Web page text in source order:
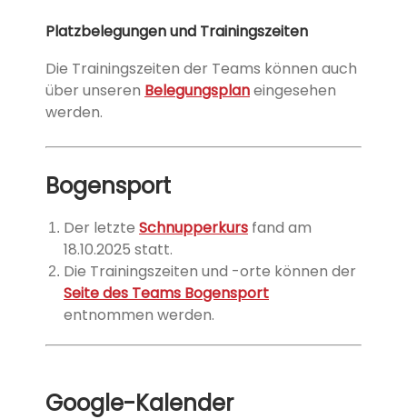
Platzbelegungen und Trainingszeiten
Die Trainingszeiten der Teams können auch
über unseren Belegungsplaneingesehen
werden.
Bogensport
Der letzte Schnupperkurs fand am
18.10.2025 statt.
Die Trainingszeiten und -orte können der
Seite des Teams Bogensport
entnommen werden.
Google-Kalender